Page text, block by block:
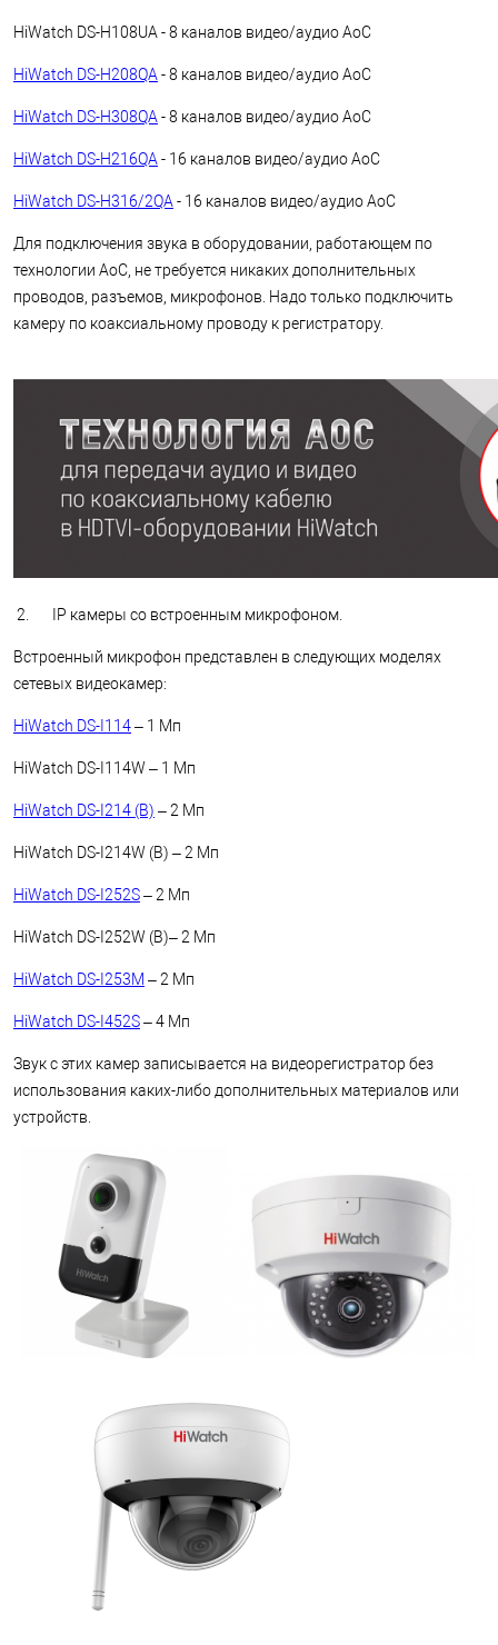
HiWatch DS-H108UA - 8 каналов видео/аудио AoC
HiWatch DS-H208QA - 8 каналов видео/аудио AoC
HiWatch DS-H308QA - 8 каналов видео/аудио AoC
HiWatch DS-H216QA - 16 каналов видео/аудио AoC
HiWatch DS-H316/2QA - 16 каналов видео/аудио AoC
Для подключения звука в оборудовании, работающем по
технологии АоС, не требуется никаких дополнительных
проводов, разъемов, микрофонов. Надо только подключить
камеру по коаксиальному проводу к регистратору.
2. IP камеры со встроенным микрофоном.
Встроенный микрофон представлен в следующих моделях
сетевых видеокамер:
HiWatch DS-I114– 1 Мп
HiWatch DS-I114W – 1 Мп
HiWatch DS-I214 (B) – 2 Мп
HiWatch DS-I214W (B) – 2 Мп
HiWatch DS-I252S– 2 Мп
HiWatch DS-I252W (B)– 2 Мп
HiWatch DS-I253M – 2 Мп
HiWatch DS-I452S– 4 Мп
Звук с этих камер записывается на видеорегистратор без
использования каких-либо дополнительных материалов или
устройств.